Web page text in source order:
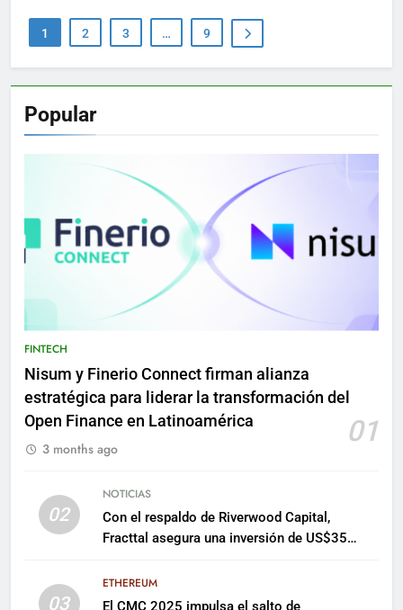
1 2 3 … 9
Popular
FINTECH
Nisum y Finerio Connect firman alianza
estratégica para liderar la transformación del
Open Finance en Latinoamérica
01
3 months ago
02
NOTICIAS
Con el respaldo de Riverwood Capital,
Fracttal asegura una inversión de US$35
03
ETHEREUM
El CMC 2025 impulsa el salto de